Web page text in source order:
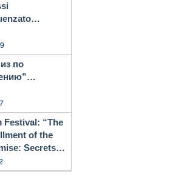
по
Festival: “The
of the
Secrets